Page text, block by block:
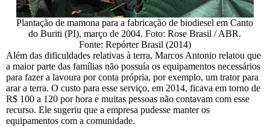
Plantação de mamona para a fabricação de biodiesel em Canto
do Buriti (PI), março de 2004. Foto: Rose Brasil / ABR.
Fonte: Repórter Brasil (2014)
Além das dificuldades relativas à terra, Marcos Antonio relatou que
a maior parte das famílias não possuía os equipamentos necessários
para fazer a lavoura por conta própria, por exemplo, um trator para
arar a terra. O custo para esse serviço, em 2014, ficava em torno de
R$ 100 a 120 por hora e muitas pessoas não contavam com esse
recurso. Ele sugeriu que a empresa pudesse manter os
equipamentos com a comunidade.